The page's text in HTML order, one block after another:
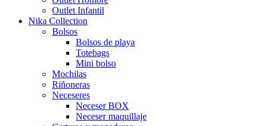
Outlet Infantil
Nika Collection
Bolsos
Bolsos de playa
Totebags
Mini bolso
Mochilas
Riñoneras
Neceseres
Neceser BOX
Neceser maquillaje